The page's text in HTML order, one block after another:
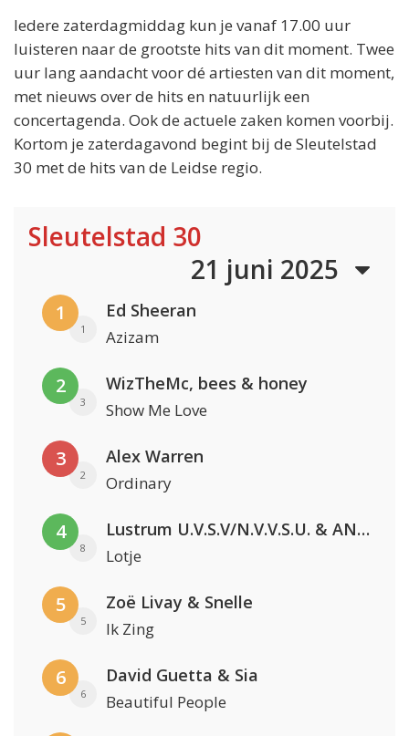
Iedere zaterdagmiddag kun je vanaf 17.00 uur
luisteren naar de grootste hits van dit moment. Twee
uur lang aandacht voor dé artiesten van dit moment,
met nieuws over de hits en natuurlijk een
concertagenda. Ook de actuele zaken komen voorbij.
Kortom je zaterdagavond begint bij de Sleutelstad
30 met de hits van de Leidse regio.
Sleutelstad 30
21 juni 2025
1
1
Ed Sheeran
Azizam
2
3
WizTheMc, bees & honey
Show Me Love
3
2
Alex Warren
Ordinary
4
8
Lustrum U.V.S.V/N.V.V.S.U. & ANNO ONS & Jopke van Dobbenburgh & Roeland Beelen
Lotje
5
5
Zoë Livay & Snelle
Ik Zing
6
6
David Guetta & Sia
Beautiful People